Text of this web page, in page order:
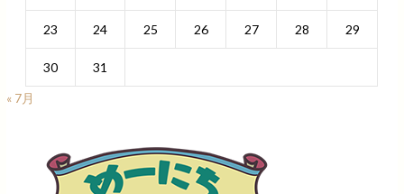
23 24 25 26 27 28 29
30
31
« 7月